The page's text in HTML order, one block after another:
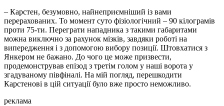
– Карстен, безумовно, найнеприємніший із вами
перерахованих. То момент суто фізіологічний – 90 кілограмів
проти 75-ти. Переграти нападника з такими габаритами
можна виключно за рахунок мізків, завдяки роботі на
випередження і з допомогою вибору позиції. Штовхатися з
Янкером не бажано. До чого це може призвести,
продемонстрував епізод з третім голом у наші ворота у
згадуваному півфіналі. На мій погляд, перешкодити
Карстенові в цій ситуації було вже просто неможливо.
реклама